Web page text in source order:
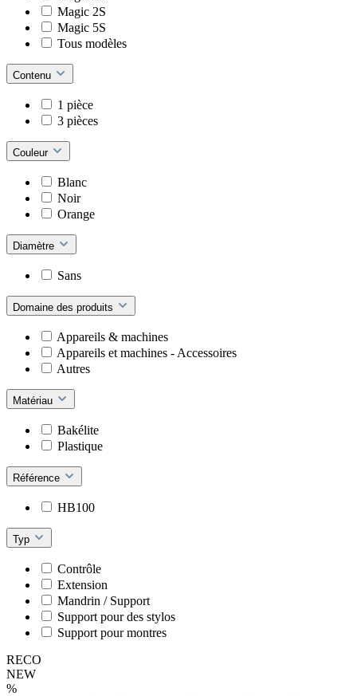
Magic 2S
Magic 5S
Tous modèles
Contenu
1 pièce
3 pièces
Couleur
Blanc
Noir
Orange
Diamètre
Sans
Domaine des produits
Appareils & machines
Appareils et machines - Accessoires
Autres
Matériau
Bakélite
Plastique
Référence
HB100
Typ
Contrôle
Extension
Mandrin / Support
Support pour des stylos
Support pour montres
RECO
NEW
%